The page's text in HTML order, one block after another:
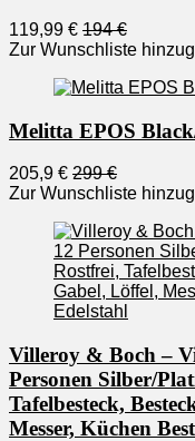
119,99 € 194 €
Zur Wunschliste
Melitta EPOS
205,9 € 299 €
Zur Wunschliste
Villeroy & Boch –
Personen Silber/
Tafelbesteck,
Messer, Küchen